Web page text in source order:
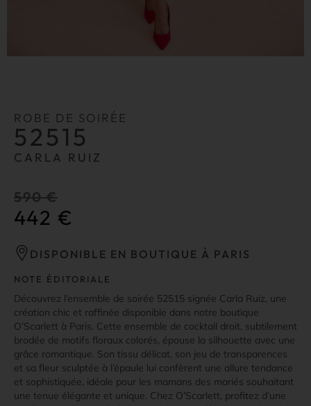
ROBE DE SOIRÉE
52515
CARLA RUIZ
590€
442 €
DISPONIBLE EN BOUTIQUE À PARIS
NOTE ÉDITORIALE
Découvrez l’ensemble de soirée 52515 signée Carla Ruiz, une
création chic et raffinée disponible dans notre boutique
O’Scarlett à Paris. Cette ensemble de cocktail droit, subtilement
brodée de motifs floraux colorés, épouse la silhouette avec une
grâce romantique. Son tissu délicat, son jeu de transparences
et sa fleur sculptée à l’épaule lui confèrent une allure tendance
et sophistiquée, idéale pour les mamans des mariés souhaitant
une tenue élégante et unique. Chez O’Scarlett, profitez d’une